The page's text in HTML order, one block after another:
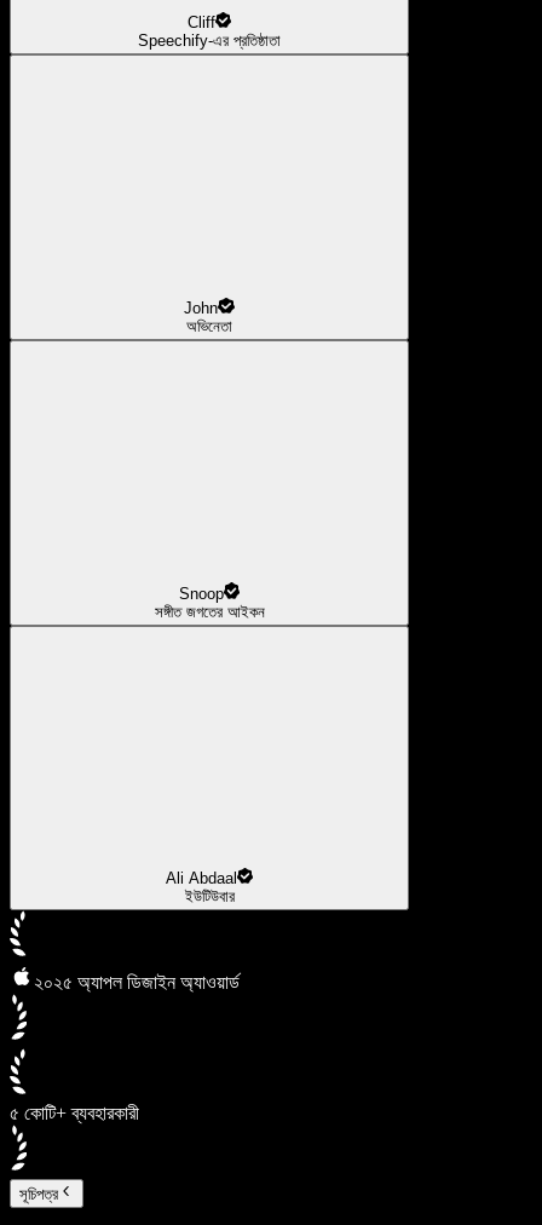
Cliff
Speechify-এর প্রতিষ্ঠাতা
John
অভিনেতা
Snoop
সঙ্গীত জগতের আইকন
Ali Abdaal
ইউটিউবার
২০২৫ অ্যাপল ডিজাইন অ্যাওয়ার্ড
৫ কোটি+ ব্যবহারকারী
সূচিপত্র